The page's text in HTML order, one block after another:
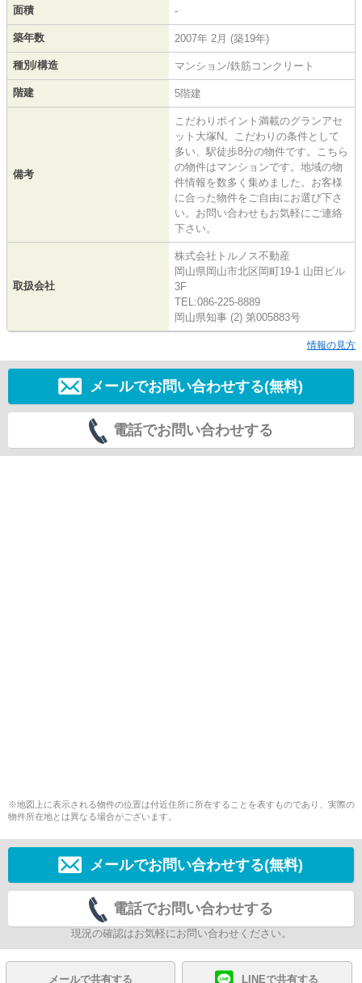
面積 -
築年数 2007年 2月 (築19年)
種別/構造 マンション/鉄筋コンクリート
階建 5階建
備考
こだわりポイント満載のグランアセ
ット大塚N。こだわりの条件として
多い、駅徒歩8分の物件です。こちら
の物件はマンションです。地域の物
件情報を数多く集めました。お客様
に合った物件をご自由にお選び下さ
い。お問い合わせもお気軽にご連絡
下さい。
取扱会社
株式会社トルノス不動産
岡山県岡山市北区岡町19-1 山田ビル
3F
TEL:086-225-8889
岡山県知事 (2) 第005883号
情報の見方
メールでお問い合わせする(無料)
電話でお問い合わせする
※地図上に表示される物件の位置は付近住所に所在することを表すものであり、実際の
物件所在地とは異なる場合がございます。
メールでお問い合わせする(無料)
電話でお問い合わせする
現況の確認はお気軽にお問い合わせください。
メールで共有する LINEで共有する